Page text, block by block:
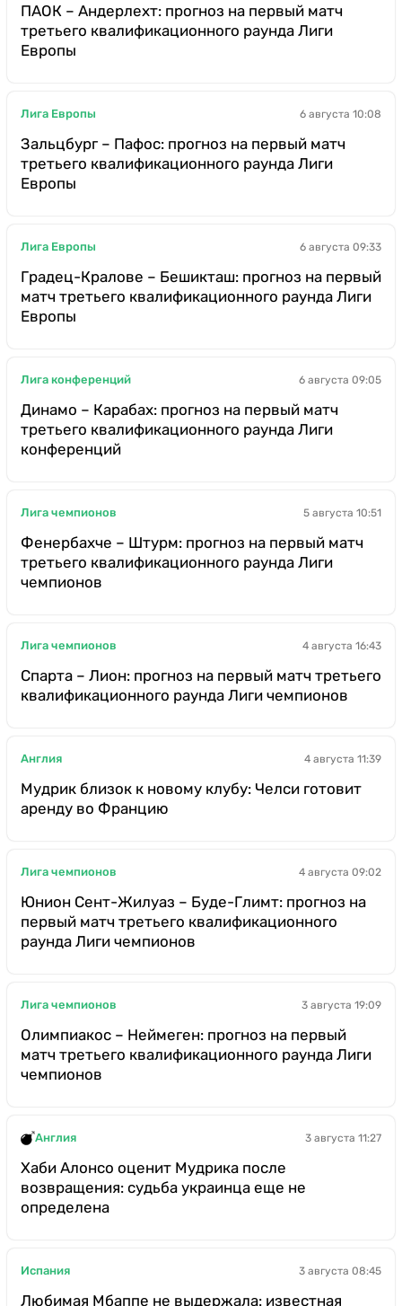
ПАОК – Андерлехт: прогноз на первый матч
третьего квалификационного раунда Лиги
Европы
Лига Европы 6 августа 10:08
Зальцбург – Пафос: прогноз на первый матч
третьего квалификационного раунда Лиги
Европы
Лига Европы 6 августа 09:33
Градец-Кралове – Бешикташ: прогноз на первый
матч третьего квалификационного раунда Лиги
Европы
Лига конференций 6 августа 09:05
Динамо – Карабах: прогноз на первый матч
третьего квалификационного раунда Лиги
конференций
Лига чемпионов 5 августа 10:51
Фенербахче – Штурм: прогноз на первый матч
третьего квалификационного раунда Лиги
чемпионов
Лига чемпионов 4 августа 16:43
Спарта – Лион: прогноз на первый матч третьего
квалификационного раунда Лиги чемпионов
Англия 4 августа 11:39
Мудрик близок к новому клубу: Челси готовит
аренду во Францию
Лига чемпионов 4 августа 09:02
Юнион Сент-Жилуаз – Буде-Глимт: прогноз на
первый матч третьего квалификационного
раунда Лиги чемпионов
Лига чемпионов 3 августа 19:09
Олимпиакос – Неймеген: прогноз на первый
матч третьего квалификационного раунда Лиги
чемпионов
Англия 3 августа 11:27
Хаби Алонсо оценит Мудрика после
возвращения: судьба украинца еще не
определена
Испания 3 августа 08:45
Любимая Мбаппе не выдержала: известная